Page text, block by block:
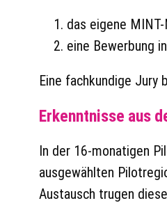
das eigene
eine Bewerbung
Eine fachkundige Jury
Erkenntnisse aus
In der 16-monatigen
ausgewählten
Austausch trugen